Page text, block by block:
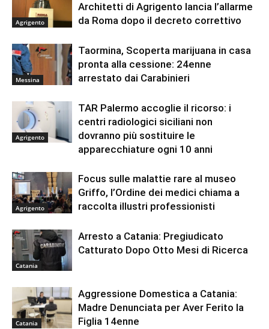
Agrigento
Architetti di Agrigento lancia l’allarme
da Roma dopo il decreto correttivo
Messina
Taormina, Scoperta marijuana in casa
pronta alla cessione: 24enne
arrestato dai Carabinieri
Agrigento
TAR Palermo accoglie il ricorso: i
centri radiologici siciliani non
dovranno più sostituire le
apparecchiature ogni 10 anni
Agrigento
Focus sulle malattie rare al museo
Griffo, l’Ordine dei medici chiama a
raccolta illustri professionisti
Catania
Arresto a Catania: Pregiudicato
Catturato Dopo Otto Mesi di Ricerca
Catania
Aggressione Domestica a Catania:
Madre Denunciata per Aver Ferito la
Figlia 14enne